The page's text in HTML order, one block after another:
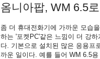
옴니아팝, WM 6.5
좀 더 휴대전화기에 가까운 모습
하는 '포켓PC'같은 느낌이 더 강
다. 기본으로 설치된 많은 응용프
까운 일이다. 예를 들어 WM 6.5